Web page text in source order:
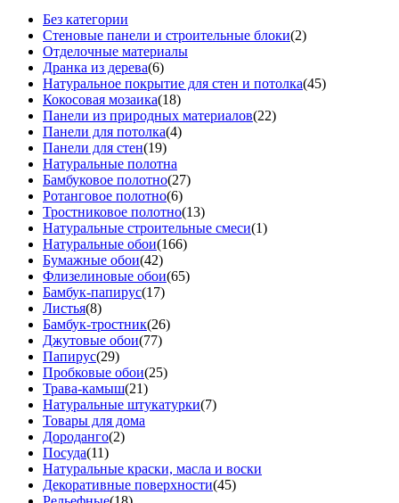
Без категории
Стеновые панели и строительные блоки(2)
Отделочные материалы
Дранка из дерева(6)
Натуральное покрытие для стен и потолка(45)
Кокосовая мозаика(18)
Панели из природных материалов(22)
Панели для потолка(4)
Панели для стен(19)
Натуральные полотна
Бамбуковое полотно(27)
Ротанговое полотно(6)
Тростниковое полотно(13)
Натуральные строительные смеси(1)
Натуральные обои(166)
Бумажные обои(42)
Флизелиновые обои(65)
Бамбук-папирус(17)
Листья(8)
Бамбук-тростник(26)
Джутовые обои(77)
Папирус(29)
Пробковые обои(25)
Трава-камыш(21)
Натуральные штукатурки(7)
Товары для дома
Дороданго(2)
Посуда(11)
Натуральные краски, масла и воски
Декоративные поверхности(45)